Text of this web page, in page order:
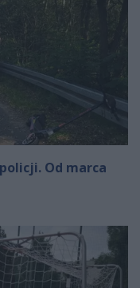
Od marca